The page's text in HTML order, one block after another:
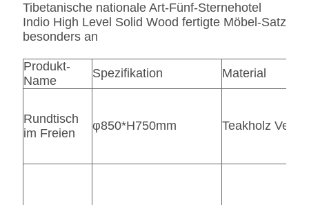
Tibetanische nationale Art-Fünf-Sternehotel
Indio High Level Solid Wood fertigte Möbel-Satz
besonders an
Produkt-
Name
Spezifikation Material
Rundtisch
im Freien
φ850*H750mm Teakholz